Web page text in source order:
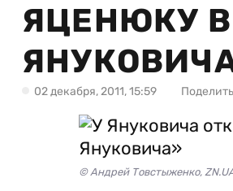
ЯЦЕНЮКУ
02 декабря, 2011, 15:59
© Андрей Товстыженко,